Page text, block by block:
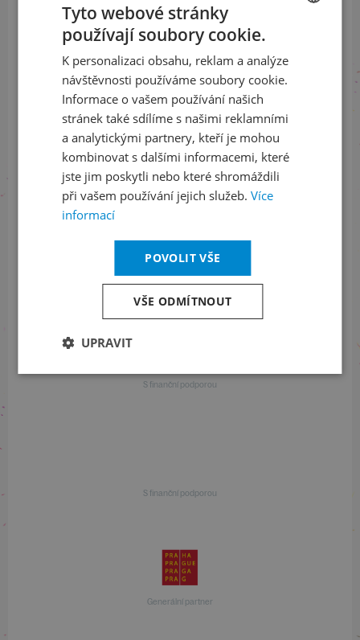
Sledujte nás na sociálních sítích
LinkedInflickr
Informace o stavu objednávek
+420 461 049 232
Informace o programu
+420 257 310 414
S finanční podporou
S finanční podporou
Generální partner
ENGLISH
Tyto webové stránky
používají soubory cookie.
K personalizaci obsahu, reklam a analýze
návštěvnosti používáme soubory cookie.
Informace o vašem používání našich
stránek také sdílíme s našimi reklamními
a analytickými partnery, kteří je mohou
kombinovat s dalšími informacemi, které
jste jim poskytli nebo které shromáždili
při vašem používání jejich služeb. Více
informací
POVOLIT VŠE
VŠE ODMÍTNOUT
UPRAVIT